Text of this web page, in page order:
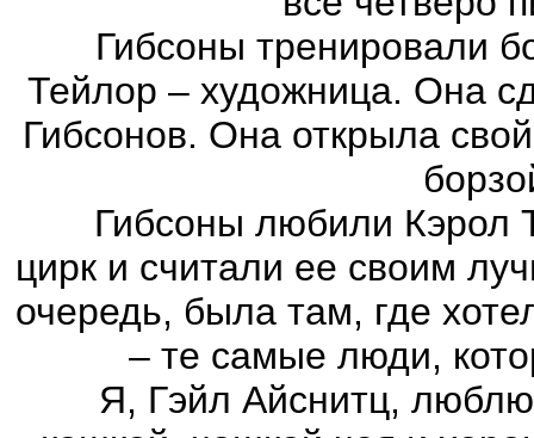
Гибсоны тренировали
Тейлор – художница. Она
Гибсонов. Она открыла
Гибсоны любили Кэрол
цирк и считали ее своим
очередь, была там, где
– те самые люди,
Я, Гэйл Айснитц, люблю